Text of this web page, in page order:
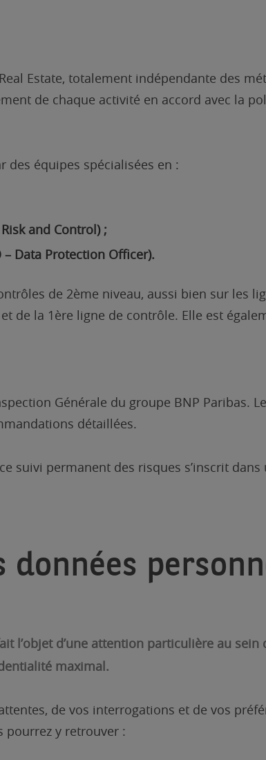
Estate, totalement indépendante des
de chaque activité en accord avec la
des équipes spécialisées en :
and Control) ;
Data Protection Officer).
de 2ème niveau, aussi bien sur les
de la 1ère ligne de contrôle. Elle est
Générale du groupe BNP
détaillées.
suivi permanent des risques s’inscrit
données
l’objet d’une attention particulière au
maximal.
de vos interrogations et de vos
pourrez y retrouver :